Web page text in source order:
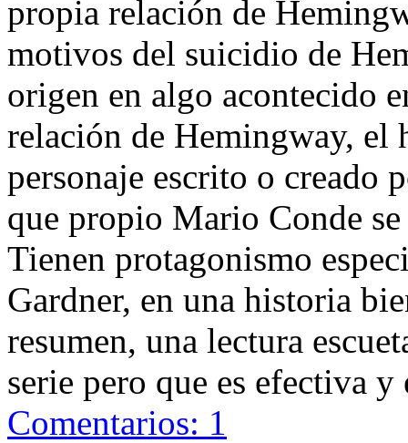
propia relación de
motivos del suicidio de
origen en algo acontecido
relación de Hemingway, el
personaje escrito o creado
que propio Mario Conde
Tienen protagonismo
Gardner, en una historia
resumen, una lectura
serie pero que es efectiva y
Comentarios: 1